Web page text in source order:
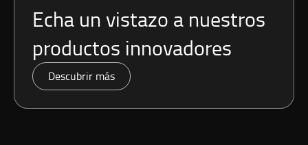
Echa un vistazo a nuestros
productos innovadores
Descubrir más